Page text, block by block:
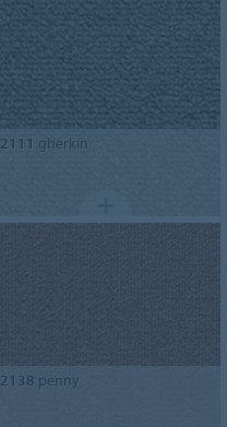
2111 gherkin
2138 penny